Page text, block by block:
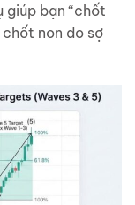
giúp bạn “chốt
non do sợ